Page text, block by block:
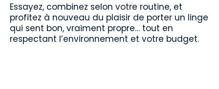
Essayez, combinez selon votre routine, et
profitez à nouveau du plaisir de porter un linge
qui sent bon, vraiment propre… tout en
respectant l’environnement et votre budget.